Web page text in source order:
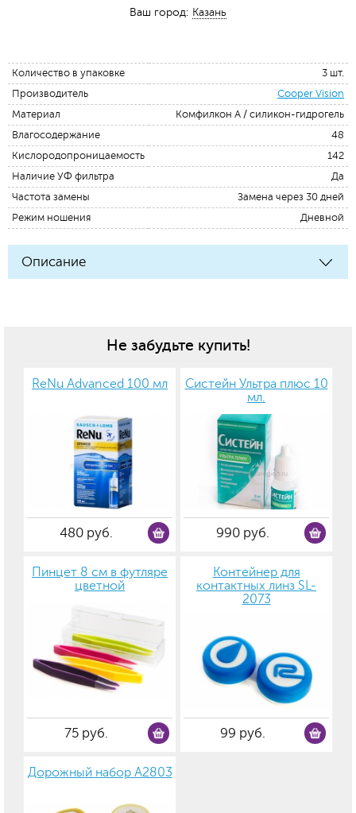
Ваш город: Казань
Количество в упаковке
3 шт.
Производитель
Cooper Vision
Материал
Комфилкон А / силикон-гидрогель
Влагосодержание
48
Кислородопроницаемость
142
Наличие УФ фильтра
Да
Частота замены
Замена через 30 дней
Режим ношения
Дневной
Описание
Не забудьте купить!
ReNu Advanced 100 мл
480 руб.
Систейн Ультра плюс 10
мл.
990 руб.
Пинцет 8 см в футляре
цветной
75 руб.
Контейнер для
контактных линз SL-
2073
99 руб.
Дорожный набор А2803